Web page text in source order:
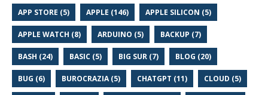
APP STORE (5) APPLE (146) APPLE SILICON (5)
APPLE WATCH (8) ARDUINO (5) BACKUP (7)
BASH (24) BASIC (5) BIG SUR (7) BLOG (20)
BUG (6) BUROCRAZIA (5) CHATGPT (11) CLOUD (5)